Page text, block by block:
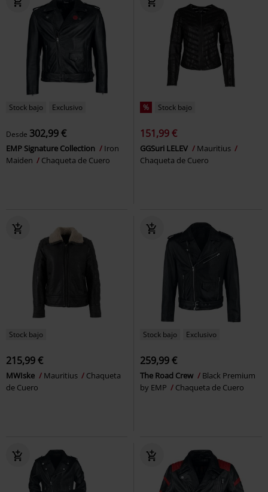
Stock bajo Exclusivo
Desde 302,99 €
EMP Signature Collection
Iron
Maiden
Chaqueta de Cuero
% Stock bajo
151,99 €
GGSuri LELEV
Mauritius
Chaqueta de Cuero
Stock bajo
215,99 €
MWIske Mauritius
Chaqueta
de Cuero
Stock bajo Exclusivo
259,99 €
The Road Crew
Black Premium
by EMP
Chaqueta de Cuero